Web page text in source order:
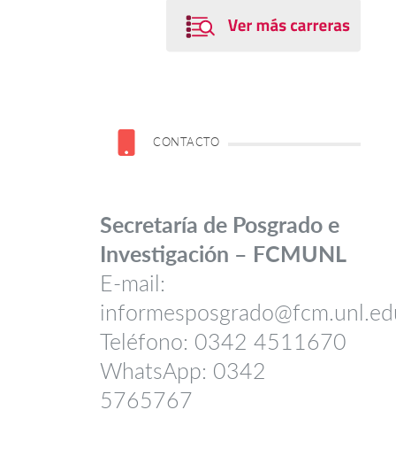
CONTACTO
Secretaría de Posgrado e
Investigación – FCMUNL
E-mail:
Teléfono: 0342 4511670
WhatsApp: 0342
5765767